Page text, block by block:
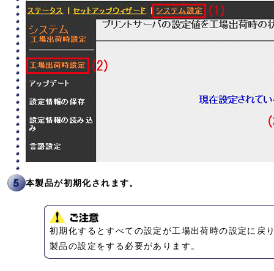
本製品が初期化されます。
初期化するとすべての設定が工場出荷時の設定に戻
製品の設定をする必要があります。